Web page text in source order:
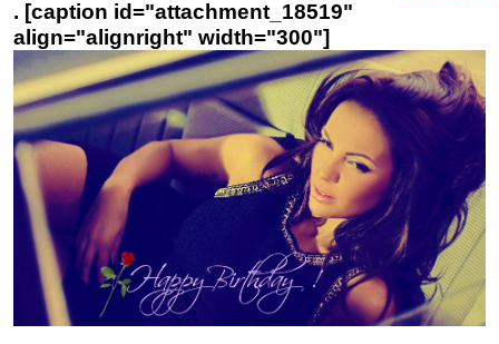
. [caption id="attachment_18519"
align="alignright" width="300"]